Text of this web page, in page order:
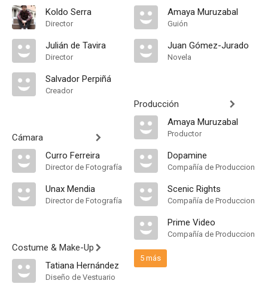
Koldo Serra
Director
Julián de Tavira
Director
Salvador Perpiñá
Creador
Cámara
Curro Ferreira
Director de Fotografía
Unax Mendia
Director de Fotografía
Costume & Make-Up
Tatiana Hernández
Diseño de Vestuario
Amaya Muruzabal
Guión
Juan Gómez-Jurado
Novela
Producción
Amaya Muruzabal
Productor
Dopamine
Compañía de Produccion
Scenic Rights
Compañía de Produccion
Prime Video
Compañía de Produccion
5 más